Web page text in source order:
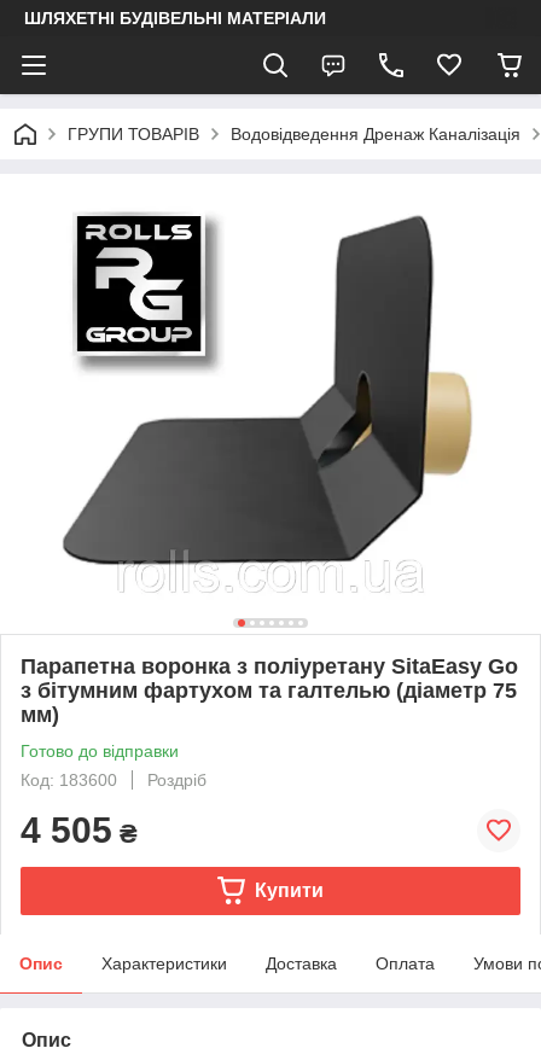
ШЛЯХЕТНІ БУДІВЕЛЬНІ МАТЕРІАЛИ
ГРУПИ ТОВАРІВ Водовідведення Дренаж Каналізація
Парапетна воронка з поліуретану SitaEasy Go
з бітумним фартухом та галтелью (діаметр 75
мм)
Готово до відправки
Код: 183600
Роздріб
4 505 ₴
Купити
Опис Характеристики Доставка Оплата Умови
Опис